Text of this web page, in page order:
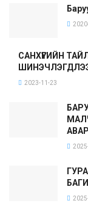
САНХҮҮГИЙН
2023-11-23